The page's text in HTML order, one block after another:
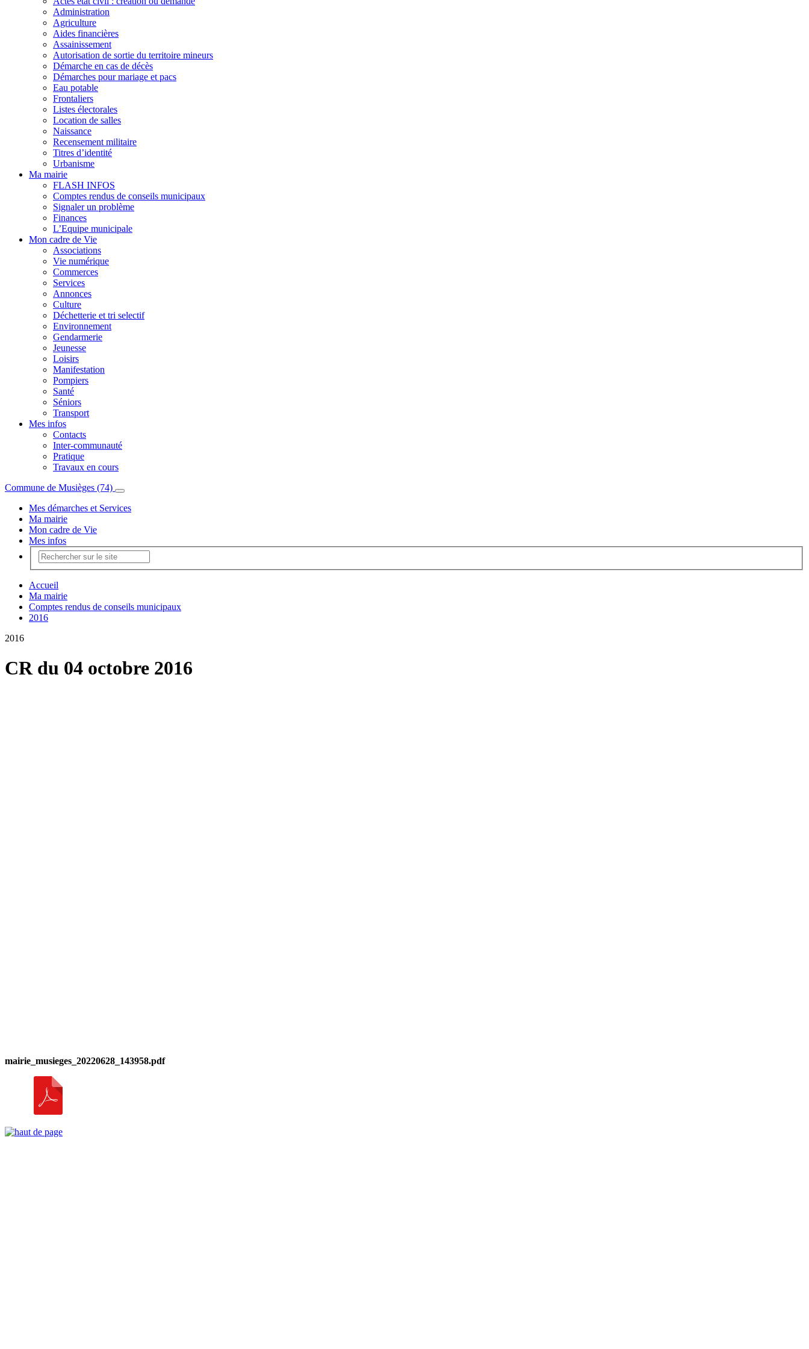
Administration
Agriculture
Aides financières
Assainissement
Autorisation de sortie du territoire mineurs
Démarche en cas de décès
Démarches pour mariage et pacs
Eau potable
Frontaliers
Listes électorales
Location de salles
Naissance
Recensement militaire
Titres d’identité
Urbanisme
Ma mairie
FLASH INFOS
Comptes rendus de conseils municipaux
Signaler un problème
Finances
L’Equipe municipale
Mon cadre de Vie
Associations
Vie numérique
Commerces
Services
Annonces
Culture
Déchetterie et tri selectif
Environnement
Gendarmerie
Jeunesse
Loisirs
Manifestation
Pompiers
Santé
Séniors
Transport
Mes infos
Contacts
Inter-communauté
Pratique
Travaux en cours
Commune de Musièges (74)
Mes démarches et Services
Ma mairie
Mon cadre de Vie
Mes infos
Accueil
Ma mairie
Comptes rendus de conseils municipaux
2016
2016
CR du 04 octobre 2016
mairie_musieges_20220628_143958.pdf